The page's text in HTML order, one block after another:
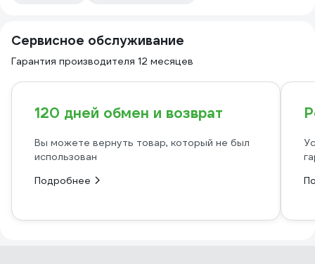
Сервисное обслуживание
Гарантия производителя 12 месяцев
120 дней обмен и возврат
Вы можете вернуть товар, который не был
использован
Подробнее